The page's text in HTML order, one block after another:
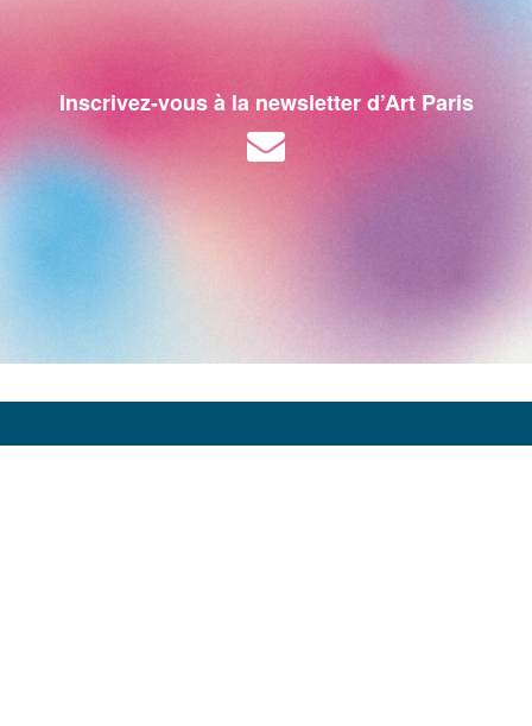
Inscrivez-vous à la newsletter d’Art Paris